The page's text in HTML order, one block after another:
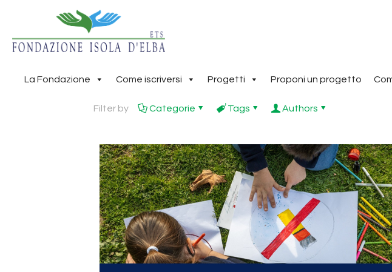
La Fondazione Come iscriversi Progetti Proponi un progetto
Filter by Categorie Tags Authors